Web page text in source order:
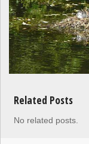
Related Posts
No related posts.